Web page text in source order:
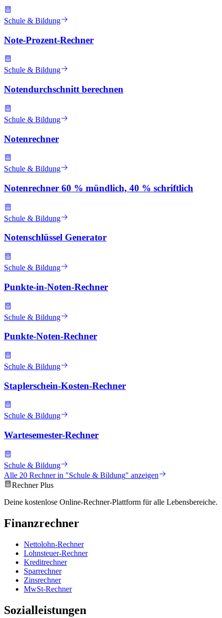
Schule & Bildung
Note-Prozent-Rechner
Schule & Bildung
Notendurchschnitt berechnen
Schule & Bildung
Notenrechner
Schule & Bildung
Notenrechner 60 % mündlich, 40 % schriftlich
Schule & Bildung
Notenschlüssel Generator
Schule & Bildung
Punkte-in-Noten-Rechner
Schule & Bildung
Punkte-Noten-Rechner
Schule & Bildung
Staplerschein-Kosten-Rechner
Schule & Bildung
Wartesemester-Rechner
Schule & Bildung
Alle 20 Rechner in "Schule & Bildung" anzeigen
Rechner Plus
Deine kostenlose Online-Rechner-Plattform für alle Lebensbereiche.
Finanzrechner
Nettolohn-Rechner
Lohnsteuer-Rechner
Kreditrechner
Sparrechner
Zinsrechner
MwSt-Rechner
Sozialleistungen